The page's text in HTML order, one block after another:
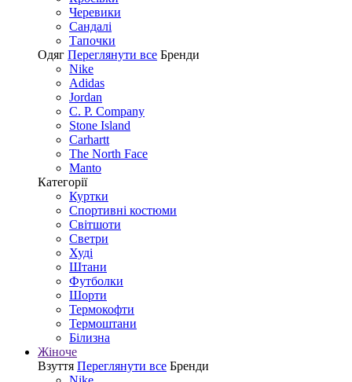
Черевики
Сандалі
Tапочки
Одяг Переглянути все Бренди
Nike
Adidas
Jordan
C. P. Company
Stone Island
Carhartt
The North Face
Manto
Категорії
Куртки
Спортивні костюми
Світшоти
Светри
Худі
Штани
Футболки
Шорти
Термокофти
Термоштани
Білизна
Жіноче
Взуття Переглянути все Бренди